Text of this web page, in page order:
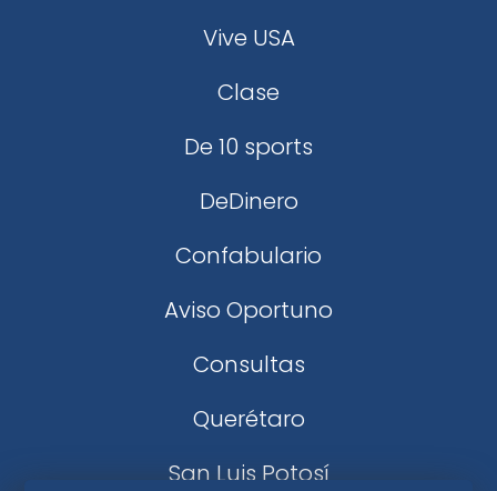
Vive USA
Clase
De 10 sports
DeDinero
Confabulario
Aviso Oportuno
Consultas
Querétaro
San Luis Potosí